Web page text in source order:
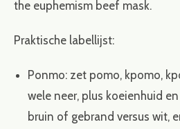
the euphemism beef mask.
Praktische labellijst:
Ponmo: zet pomo, kpomo,
wele neer, plus koeienhuid
bruin of gebrand versus wit,